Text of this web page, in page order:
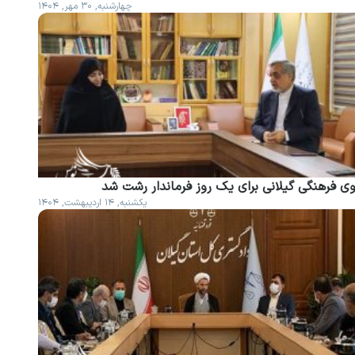
چهارشنبه, ۳۰ مهر, ۱۴۰۴
فرهنگی گیلانی برای یک روز فرماندار رشت شد
یکشنبه, ۱۴ اردیبهشت, ۱۴۰۴